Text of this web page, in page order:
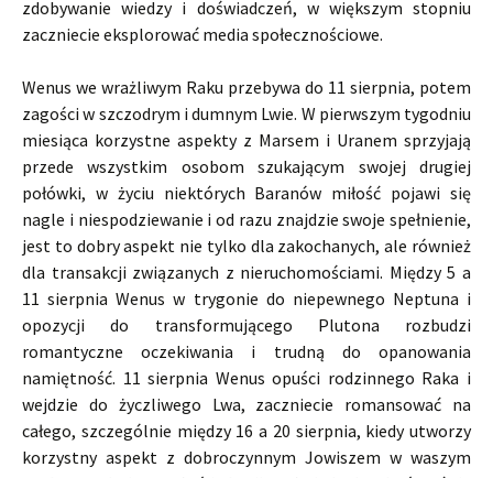
zdobywanie wiedzy i doświadczeń, w większym stopniu
zaczniecie eksplorować media społecznościowe.
Wenus we wrażliwym Raku przebywa do 11 sierpnia, potem
zagości w szczodrym i dumnym Lwie. W pierwszym tygodniu
miesiąca korzystne aspekty z Marsem i Uranem sprzyjają
przede wszystkim osobom szukającym swojej drugiej
połówki, w życiu niektórych Baranów miłość pojawi się
nagle i niespodziewanie i od razu znajdzie swoje spełnienie,
jest to dobry aspekt nie tylko dla zakochanych, ale również
dla transakcji związanych z nieruchomościami. Między 5 a
11 sierpnia Wenus w trygonie do niepewnego Neptuna i
opozycji do transformującego Plutona rozbudzi
romantyczne oczekiwania i trudną do opanowania
namiętność. 11 sierpnia Wenus opuści rodzinnego Raka i
wejdzie do życzliwego Lwa, zaczniecie romansować na
całego, szczególnie między 16 a 20 sierpnia, kiedy utworzy
korzystny aspekt z dobroczynnym Jowiszem w waszym